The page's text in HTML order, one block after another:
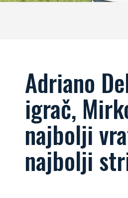
Adriano
igrač,
najbolji
najbolji